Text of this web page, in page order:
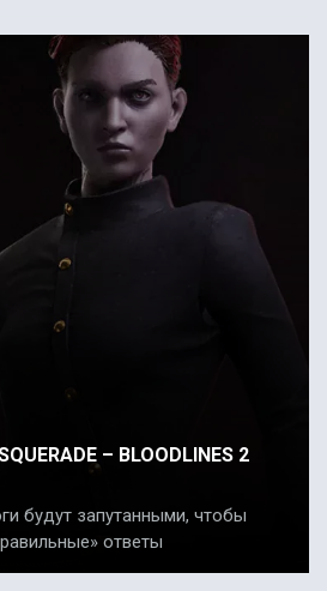
– BLOODLINES 2
будут запутанными, чтобы
ответы